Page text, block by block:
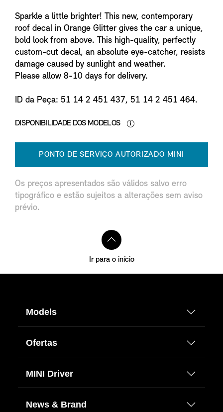
Sparkle a little brighter! This new, contemporary
roof decal in Orange Glitter gives the car a unique,
bold look from above. This high-quality, perfectly
custom-cut decal, an absolute eye-catcher, resists
damage caused by sunlight and weather.
Please allow 8-10 days for delivery.
ID da Peça: 51 14 2 451 437, 51 14 2 451 464.
DISPONIBILIDADE DOS MODELOS
PONTO DE SERVIÇO AUTORIZADO MINI
Os preços apresentados são válidos salvo erro
tipográfico e estão sujeitos a alterações sem aviso
prévio.
Ir para o início
Models
Ofertas
MINI Driver
News & Brand